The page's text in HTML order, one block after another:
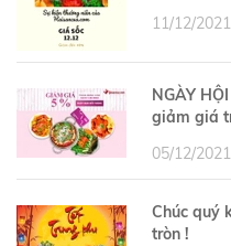
11/12/2021
NGÀY
giảm giá
05/12/2021
Chúc quý
tròn !